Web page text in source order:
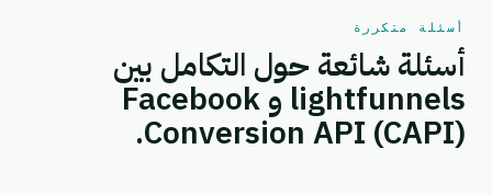
أسئلة متكررة
أسئلة شائعة حول التكامل بين
lightfunnels و Facebook
Conversion API (CAPI).